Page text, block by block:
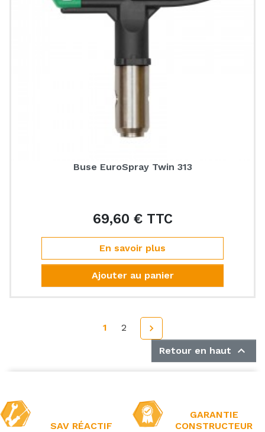
Buse EuroSpray Twin 313
69,60 € TTCPrix
En savoir plus
Ajouter au panier
1 2 Suivant

Retour en haut 
SAV RÉACTIF
GARANTIE
CONSTRUCTEUR